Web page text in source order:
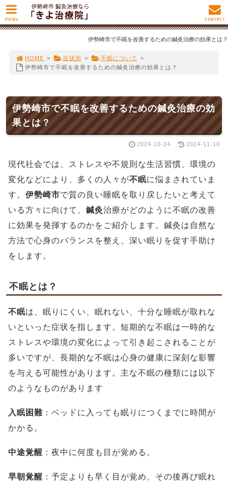
伊勢崎市で不眠を改善するための鍼灸治療の効果とは？
HOME > 症状別 > 不眠について
>
伊勢崎市で不眠を改善するための鍼灸治療の効果とは？
伊勢崎市で不眠を改善するための鍼灸治療の効
果とは？
2024-10-24 2024-11-10
現代社会では、ストレスや不規則な生活習慣、環境の
変化などにより、多くの人々が不眠に悩まされていま
す。 伊勢崎市で質の良い睡眠を取り戻したいと考えて
いる方々に向けて、 鍼灸治療がどのように不眠の改善
に効果を発揮するのかをご紹介します。鍼灸は自然な
方法で心身のバランスを整え、深い眠りを促す手助け
をします。
不眠とは？
不眠は、眠りにくい、眠れない、十分な睡眠が取れな
いといった症状を指します。短期的な不眠は一時的な
ストレスや環境の変化によって引き起こされることが
多いですが、長期的な不眠は心身の健康に深刻な影響
を与える可能性があります。主な不眠の種類には以下
のようなものがあります
入眠困難 ：ベッドに入っても眠りにつくまでに時間が
かかる。
中途覚醒 ：夜中に何度も目が覚める。
早朝覚醒 ：予定よりも早く目が覚め、その後再び眠れ
MENU CONTACT